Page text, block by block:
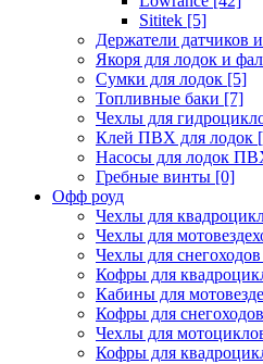
Sititek [5]
Держатели датчиков
Якоря для лодок и
Сумки для лодок [5]
Топливные баки [7]
Чехлы для
Клей ПВХ для лодок
Насосы для лодок
Гребные винты [0]
Офф роуд
Чехлы для
Чехлы для
Чехлы для снегоходов
Кофры для
Кабины для
Кофры для
Чехлы для
Кофры для